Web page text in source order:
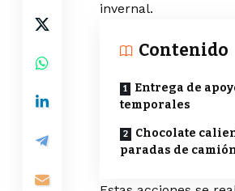
invernal.
Contenido
Entrega de
temporales
Chocolate
paradas de